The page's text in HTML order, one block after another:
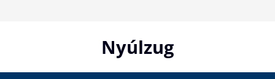
Nyúlzug